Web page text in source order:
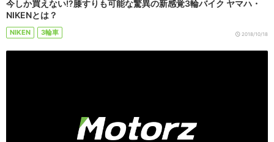
今しか買えない!?膝すりも可能な驚異の新感覚3輪バイク ヤマハ・
NIKENとは？
NIKEN 3輪車 2018/10/18